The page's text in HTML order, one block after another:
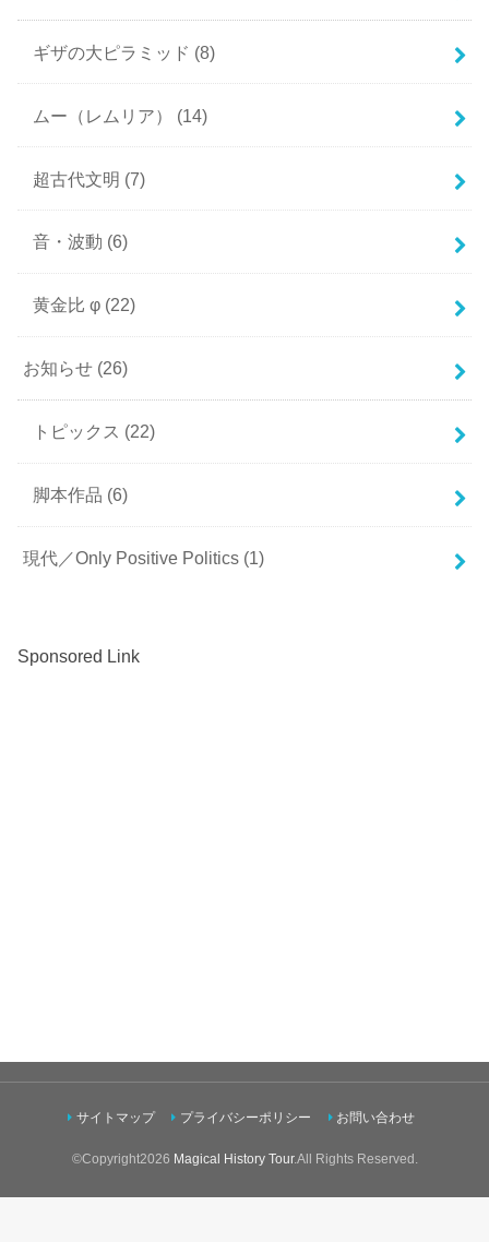
ギザの大ピラミッド (8)
ムー（レムリア） (14)
超古代文明 (7)
音・波動 (6)
黄金比 φ (22)
お知らせ (26)
トピックス (22)
脚本作品 (6)
現代／Only Positive Politics (1)
Sponsored Link
サイトマップ プライバシーポリシー お問い合わせ
©Copyright2026 Magical History Tour.All Rights Reserved.